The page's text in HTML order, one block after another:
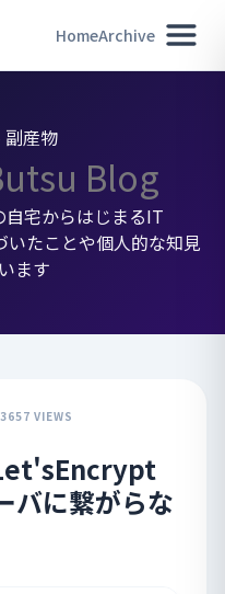
HomeArchive
産物
Blog
宅からはじまるIT
いたことや個人的な知見
ます
3657 VIEWS
Let'sEncrypt
バに繋がらな